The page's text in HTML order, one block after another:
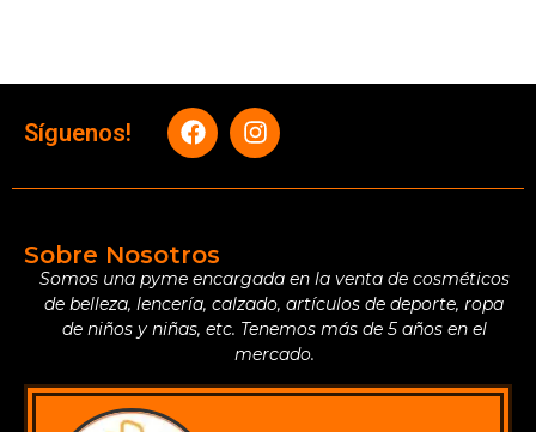
Síguenos!
Sobre Nosotros
Somos una pyme encargada en la venta de cosméticos
de belleza, lencería, calzado, artículos de deporte, ropa
de niños y niñas, etc. Tenemos más de 5 años en el
mercado.